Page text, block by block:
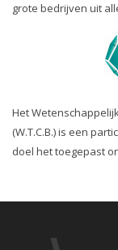
grote bedrijven uit
Het
(W.T.C.B.) is een
doel het toegepast